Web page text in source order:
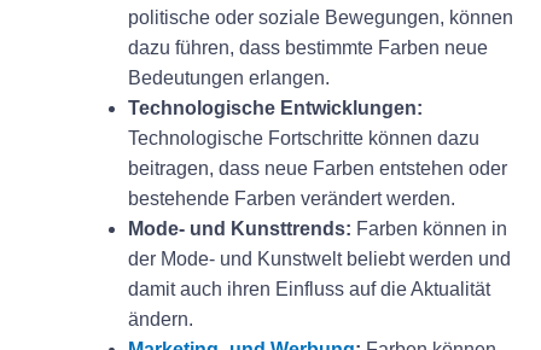
politische oder soziale Bewegungen, können
dazu führen, dass bestimmte Farben neue
Bedeutungen erlangen.
Technologische Entwicklungen:
Technologische Fortschritte können dazu
beitragen, dass neue Farben entstehen oder
bestehende Farben verändert werden.
Mode- und Kunsttrends: Farben können in
der Mode- und Kunstwelt beliebt werden und
damit auch ihren Einfluss auf die Aktualität
ändern.